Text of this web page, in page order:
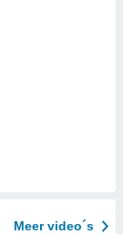
Meer video´s